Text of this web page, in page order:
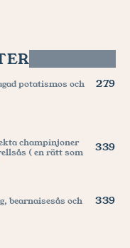
potatismos och
279
champinjoner
( en rätt som
339
bearnaisesås och
339